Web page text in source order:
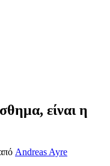
είναι η
Andreas Ayre